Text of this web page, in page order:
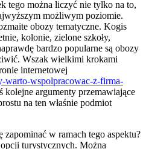
tego można liczyć nie tylko na to,
możliwym poziomie.
obozy tematyczne. Kogis
kolonie, zielone szkoły,
bardzo popularne są obozy
Wszak wielkimi krokami
internetowej
warto-wspolpracowac-z-firma-
kolejne argumenty przemawiające
na ten właśnie podmiot
w ramach tego aspektu?
turystycznych. Można